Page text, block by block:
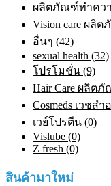
ผลิตภัณฑ์ทําควา
Vision care ผลิ
อื่นๆ (42)
sexual health (32)
โปรโมชั่น (9)
Hair Care ผลิต
Cosmeds เวชสํา
เวย์โปรตีน (0)
Vislube (0)
Z fresh (0)
สินค้ามาใหม่